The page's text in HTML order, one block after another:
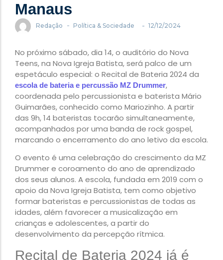
Manaus
Redação - Política & Sociedade - 12/12/2024
No próximo sábado, dia 14, o auditório do Nova
Teens, na Nova Igreja Batista, será palco de um
espetáculo especial: o Recital de Bateria 2024 da
escola de bateria e percussão MZ Drummer,
coordenada pelo percussionista e baterista Mário
Guimarães, conhecido como Mariozinho. A partir
das 9h, 14 bateristas tocarão simultaneamente,
acompanhados por uma banda de rock gospel,
marcando o encerramento do ano letivo da escola.
O evento é uma celebração do crescimento da MZ
Drummer e coroamento do ano de aprendizado
dos seus alunos. A escola, fundada em 2019 com o
apoio da Nova Igreja Batista, tem como objetivo
formar bateristas e percussionistas de todas as
idades, além favorecer a musicalização em
crianças e adolescentes, a partir do
desenvolvimento da percepção rítmica.
Recital de Bateria 2024 já é